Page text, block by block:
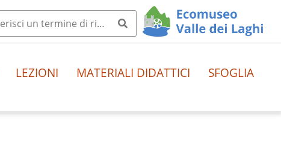
LEZIONI MATERIALI DIDATTICI SFOGLIA